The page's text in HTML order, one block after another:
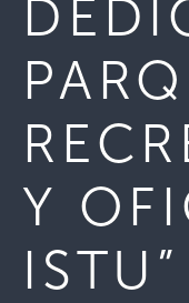
Y
ISTU”